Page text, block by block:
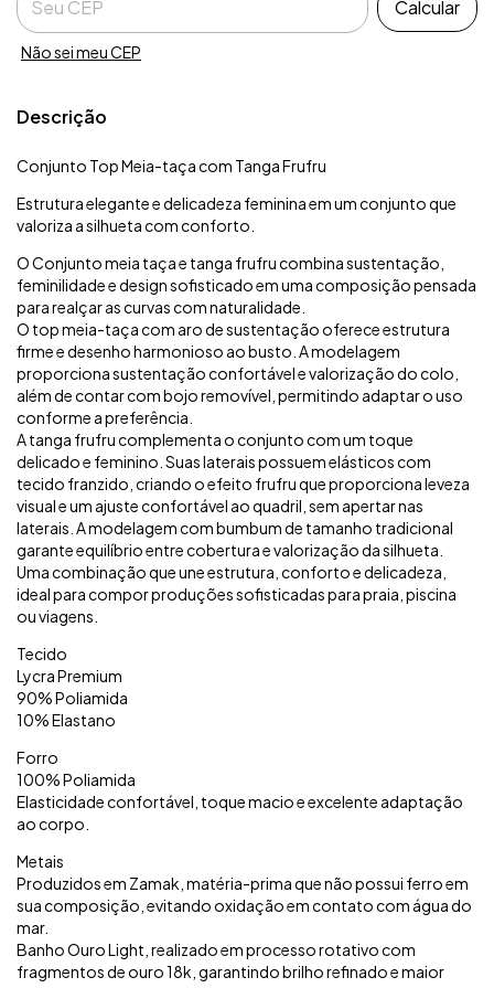
Calcular
Não sei meu CEP
Descrição
Conjunto Top Meia-taça com Tanga Frufru
Estrutura elegante e delicadeza feminina em um conjunto que
valoriza a silhueta com conforto.
O Conjunto meia taça e tanga frufru combina sustentação,
feminilidade e design sofisticado em uma composição pensada
para realçar as curvas com naturalidade.
O top meia-taça com aro de sustentação oferece estrutura
firme e desenho harmonioso ao busto. A modelagem
proporciona sustentação confortável e valorização do colo,
além de contar com bojo removível, permitindo adaptar o uso
conforme a preferência.
A tanga frufru complementa o conjunto com um toque
delicado e feminino. Suas laterais possuem elásticos com
tecido franzido, criando o efeito frufru que proporciona leveza
visual e um ajuste confortável ao quadril, sem apertar nas
laterais. A modelagem com bumbum de tamanho tradicional
garante equilíbrio entre cobertura e valorização da silhueta.
Uma combinação que une estrutura, conforto e delicadeza,
ideal para compor produções sofisticadas para praia, piscina
ou viagens.
Tecido
Lycra Premium
90% Poliamida
10% Elastano
Forro
100% Poliamida
Elasticidade confortável, toque macio e excelente adaptação
ao corpo.
Metais
Produzidos em Zamak, matéria-prima que não possui ferro em
sua composição, evitando oxidação em contato com água do
mar.
Banho Ouro Light, realizado em processo rotativo com
fragmentos de ouro 18k, garantindo brilho refinado e maior